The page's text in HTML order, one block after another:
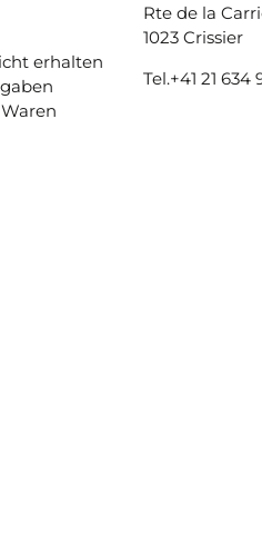
erhalten
Rte de la
1023 Crissier
Tel.+41 21 634